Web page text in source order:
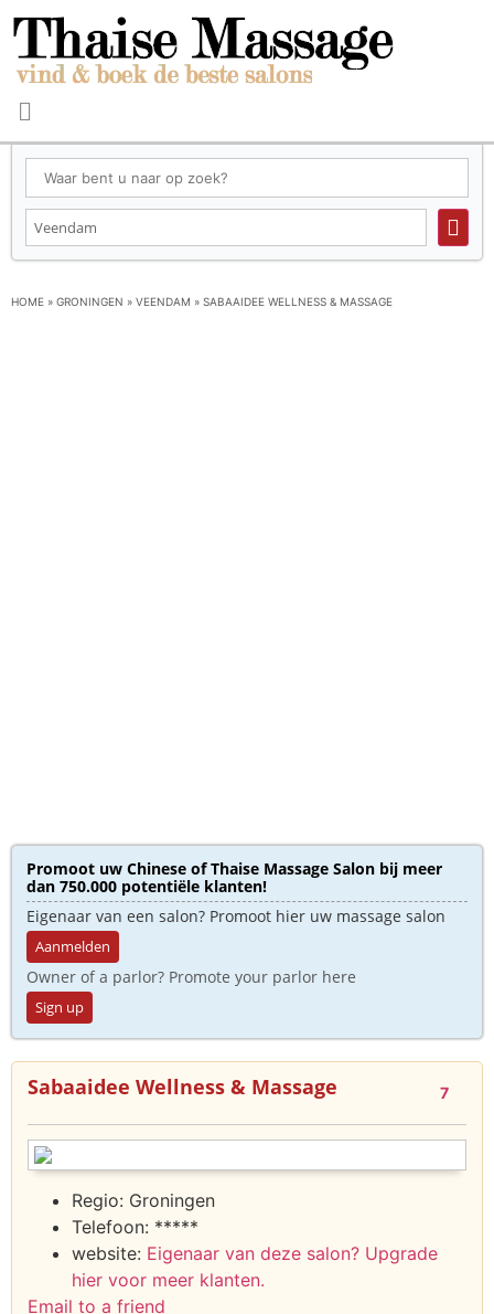
HOME » GRONINGEN » VEENDAM » SABAAIDEE WELLNESS & MASSAGE
Promoot uw Chinese of Thaise Massage Salon bij meer
dan 750.000 potentiële klanten!
Eigenaar van een salon? Promoot hier uw massage salon
Aanmelden
Owner of a parlor? Promote your parlor here
Sign up
Sabaaidee Wellness & Massage 7
Regio: Groningen
Telefoon: *****
website: Eigenaar van deze salon? Upgrade
hier voor meer klanten.
Email to a friend